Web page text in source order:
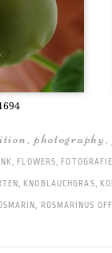
, photography
, FLOWERS,
, KNOBLAUCHGRAS,
, ROSMARINUS